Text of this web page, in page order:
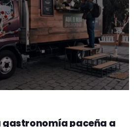
gastronomía paceña a